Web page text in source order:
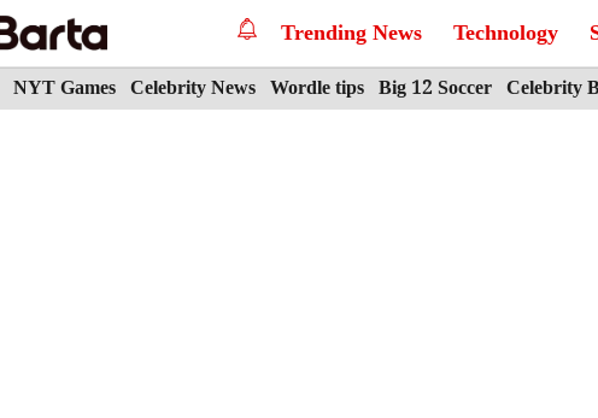
Trending News Technology
NYT Games Celebrity News Wordle tips Big 12 Soccer Celebrity